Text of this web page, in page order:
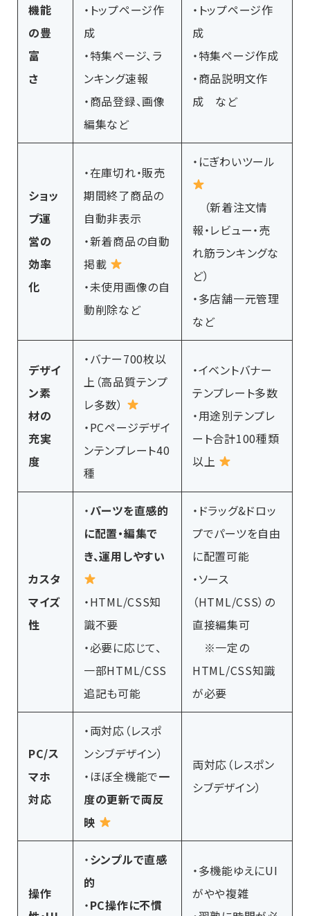
機能
の豊
富
さ
・トップページ作
成
・特集ページ、ラ
ンキング速報
・商品登録、画像
編集など
・トップページ作
成
・特集ページ作成
・商品説明文作
成 など
ショッ
プ運
営の
効率
化
・在庫切れ・販売
期間終了商品の
自動非表示
・新着商品の自動
掲載
・未使用画像の自
動削除など
・にぎわいツール
（新着注文情
報・レビュー・売
れ筋ランキングな
ど）
・多店舗一元管理
など
デザイ
ン素
材の
充実
度
・バナー700枚以
上（高品質テンプ
レ多数）
・PCページデザイ
ンテンプレート40
種
・イベントバナー
テンプレート多数
・用途別テンプレ
ート合計100種類
以上
カスタ
マイズ
性
・パーツを直感的
に配置・編集で
き、運用しやすい
・HTML/CSS知
識不要
・必要に応じて、
一部HTML/CSS
追記も可能
・ドラッグ&ドロッ
プでパーツを自由
に配置可能
・ソース
（HTML/CSS）の
直接編集可
※一定の
HTML/CSS知識
が必要
PC/ス
マホ
対応
・両対応（レスポ
ンシブデザイン）
・ほぼ全機能で一
度の更新で両反
映
両対応（レスポン
シブデザイン）
操作
・シンプルで直感
的
・PC操作に不慣
・多機能ゆえにUI
がやや複雑